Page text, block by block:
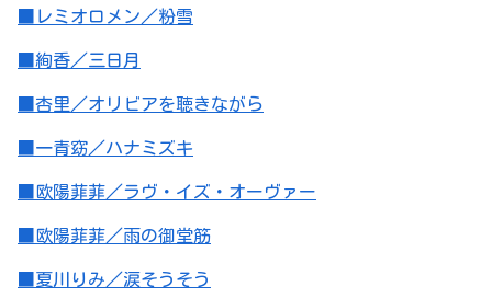
■レミオロメン／粉雪
■絢香／三日月
■杏里／オリビアを聴きながら
■一青窈／ハナミズキ
■欧陽菲菲／ラヴ・イズ・オーヴァー
■欧陽菲菲／雨の御堂筋
■夏川りみ／涙そうそう